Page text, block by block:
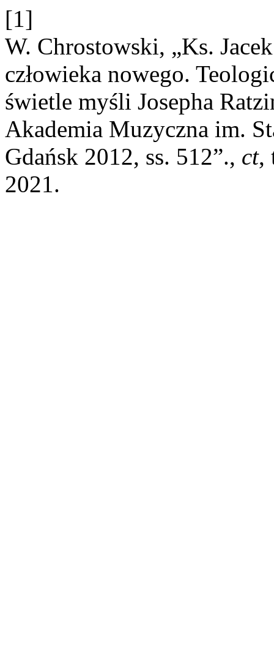
[1]
W. Chrostowski, „Ks.
człowieka nowego.
świetle myśli Josepha
Akademia Muzyczna im.
Gdańsk 2012, ss. 512”., ct,
2021.